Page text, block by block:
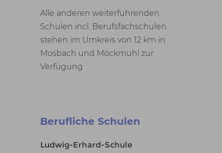
Alle anderen weiterführenden
Schulen incl. Berufsfachschulen
stehen im Umkreis von 12 km in
Mosbach und Möckmühl zur
Verfügung
Berufliche Schulen
Ludwig-Erhard-Schule